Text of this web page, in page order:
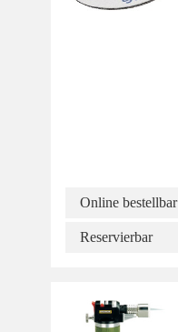
Online bestellbar
Reservierbar